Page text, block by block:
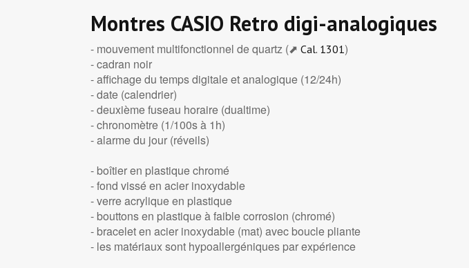
Montres CASIO Retro digi-analogiques
- mouvement multifonctionnel de quartz (⬈ Cal. 1301)
- cadran noir
- affichage du temps digitale et analogique (12/24h)
- date (calendrier)
- deuxième fuseau horaire (dualtime)
- chronomètre (1/100s à 1h)
- alarme du jour (réveils)
- boîtier en plastique chromé
- fond vissé en acier inoxydable
- verre acrylique en plastique
- bouttons en plastique à faible corrosion (chromé)
- bracelet en acier inoxydable (mat) avec boucle pliante
- les matériaux sont hypoallergéniques par expérience